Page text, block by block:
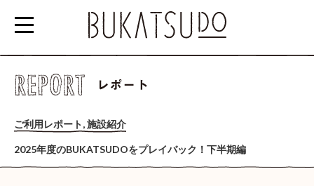
ご利用レポート, 施設紹介
2025年度のBUKATSUDOをプレイバック！下半期編
参
す
る
EVENT/SCHOOL